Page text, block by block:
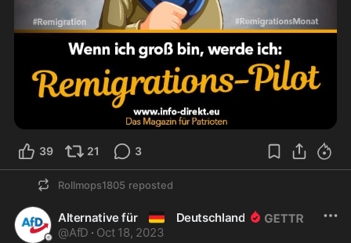
39 21 3
Rollmops1805 reposted
Alternative für 🇩🇪
Deutschland
@AfD · Oct 18, 2023